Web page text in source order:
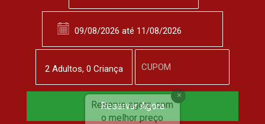
2 Adultos, 0 Criança
Reserve agora, com
o melhor preço
Reservar Agora